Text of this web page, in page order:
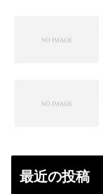
最近の投稿